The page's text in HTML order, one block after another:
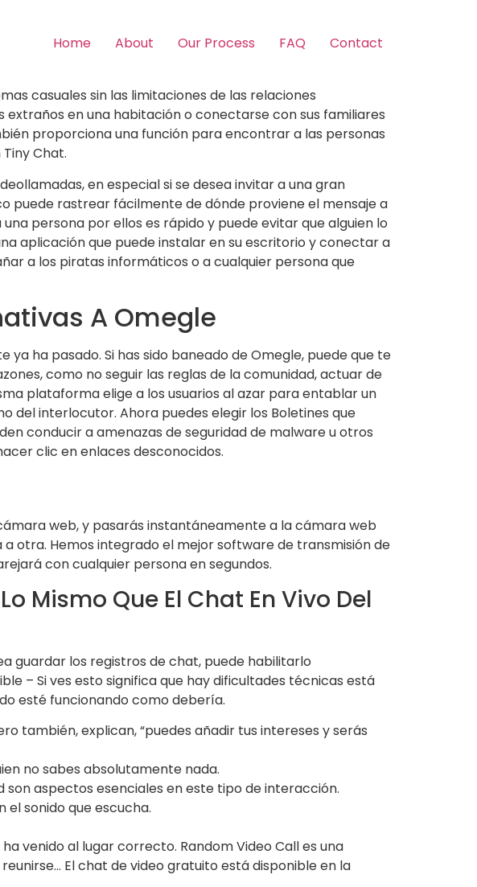
Home About Our Process FAQ Contact
casuales sin las limitaciones de las relaciones
en una habitación o conectarse con sus familiares
proporciona una función para encontrar a las personas
Chat.
en especial si se desea invitar a una gran
puede rastrear fácilmente de dónde proviene el mensaje a
persona por ellos es rápido y puede evitar que alguien lo
aplicación que puede instalar en su escritorio y conectar a
a los piratas informáticos o a cualquier persona que
A Omegle
ha pasado. Si has sido baneado de Omegle, puede que te
como no seguir las reglas de la comunidad, actuar de
plataforma elige a los usuarios al azar para entablar un
del interlocutor. Ahora puedes elegir los Boletines que
conducir a amenazas de seguridad de malware u otros
clic en enlaces desconocidos.
web, y pasarás instantáneamente a la cámara web
otra. Hemos integrado el mejor software de transmisión de
con cualquier persona en segundos.
Mismo Que El Chat En Vivo Del
guardar los registros de chat, puede habilitarlo
– Si ves esto significa que hay dificultades técnicas está
esté funcionando como debería.
también, explican, “puedes añadir tus intereses y serás
no sabes absolutamente nada.
aspectos esenciales en este tipo de interacción.
el sonido que escucha.
venido al lugar correcto. Random Video Call es una
El chat de video gratuito está disponible en la